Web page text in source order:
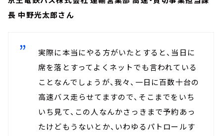
長 中野光太郎さん
実際に本当にやる方がいたとすると、当日に
席を落とすってよくネットでも言われている
ことなんでしょうが、我々、一日に百数十台の
高速バス走らせてますので、そこまでをいち
いち見て、この人なんかさっきまで予約あっ
たけどもうないとか、いわゆるパトロールす